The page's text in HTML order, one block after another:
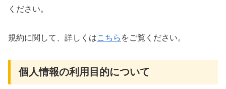
ください。
規約に関して、詳しくはこちら をご覧ください。
個人情報の利用目的について